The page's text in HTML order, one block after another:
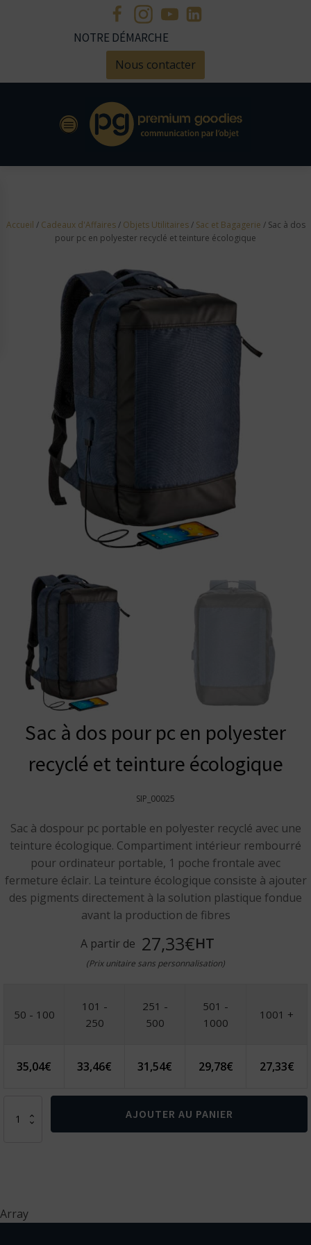
NOTRE DÉMARCHE
Nous contacter
Accueil / Cadeaux d'Affaires/ Objets Utilitaires/ Sac et Bagagerie / Sac à dos
pour pc en polyester recyclé et teinture écologique
Sac à dos pour pc en polyester
recyclé et teinture écologique
SIP_00025
Sac à dospour pc portable en polyester recyclé avec une
teinture écologique. Compartiment intérieur rembourré
pour ordinateur portable, 1 poche frontale avec
fermeture éclair. La teinture écologique consiste à ajouter
des pigments directement à la solution plastique fondue
avant la production de fibres
A partir de 27,33€HT
(Prix unitaire sans personnalisation)
50 - 100
101 -
250
251 -
500
501 -
1000
1001 +
35,04€ 33,46€ 31,54€ 29,78€ 27,33€
polyester
recyclé
AJOUTER AU PANIER
Array